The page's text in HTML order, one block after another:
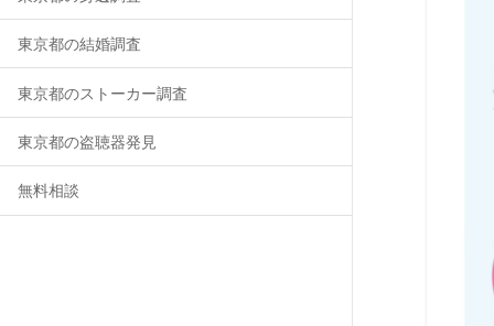
東京都の結婚調査
東京都のストーカー調査
東京都の盗聴器発見
無料相談